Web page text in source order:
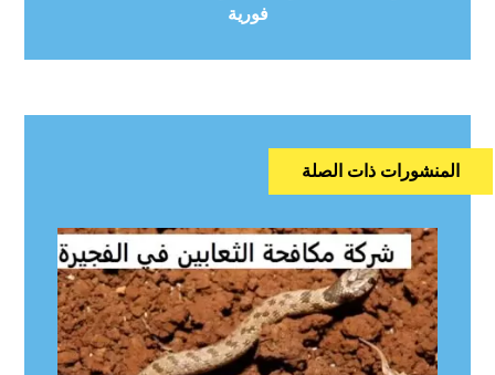
فورية
المنشورات ذات الصلة